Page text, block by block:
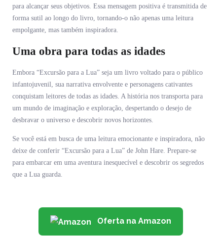
para alcançar seus objetivos. Essa mensagem positiva é transmitida de
forma sutil ao longo do livro, tornando-o não apenas uma leitura
empolgante, mas também inspiradora.
Uma obra para todas as idades
Embora “Excursão para a Lua” seja um livro voltado para o público
infantojuvenil, sua narrativa envolvente e personagens cativantes
conquistam leitores de todas as idades. A história nos transporta para
um mundo de imaginação e exploração, despertando o desejo de
desbravar o universo e descobrir novos horizontes.
Se você está em busca de uma leitura emocionante e inspiradora, não
deixe de conferir “Excursão para a Lua” de John Hare. Prepare-se
para embarcar em uma aventura inesquecível e descobrir os segredos
que a Lua guarda.
Oferta na Amazon